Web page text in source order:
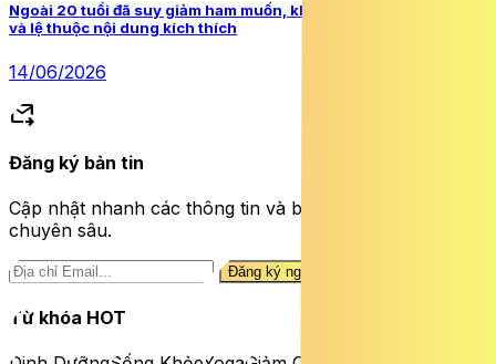
Ngoài 20 tuổi đã suy giảm ham muốn, khó cương vì thức khuya
và lệ thuộc nội dung kích thích
14/06/2026
forward_to_inbox
Đăng ký bản tin
Cập nhật nhanh các thông tin và bài viết sức khỏe
chuyên sâu.
Đăng ký ngay
Từ khóa HOT